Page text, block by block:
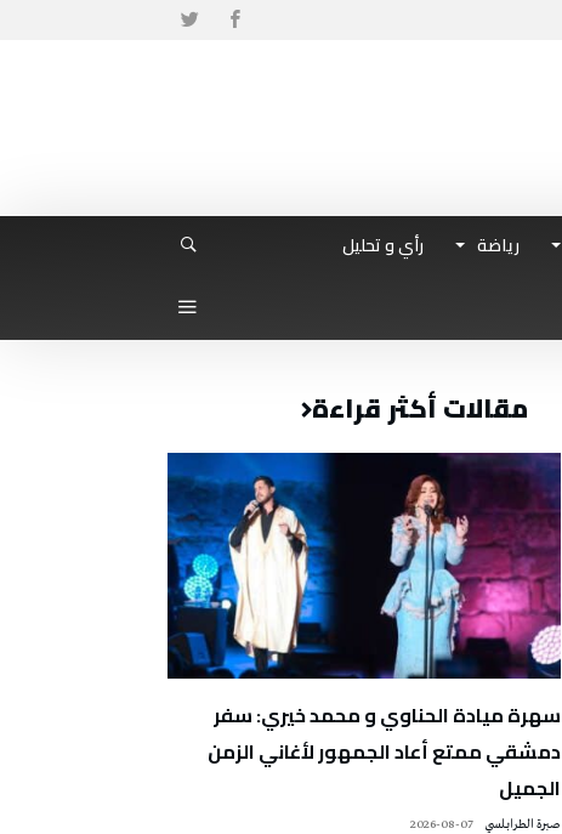
رياضة
رأي و تحليل
مقالات أكثر قراءة
سهرة ميادة الحناوي و محمد خيري: سفر
دمشقي ممتع أعاد الجمهور لأغاني الزمن
الجميل
صبرة الطرابلسي 2026-08-07